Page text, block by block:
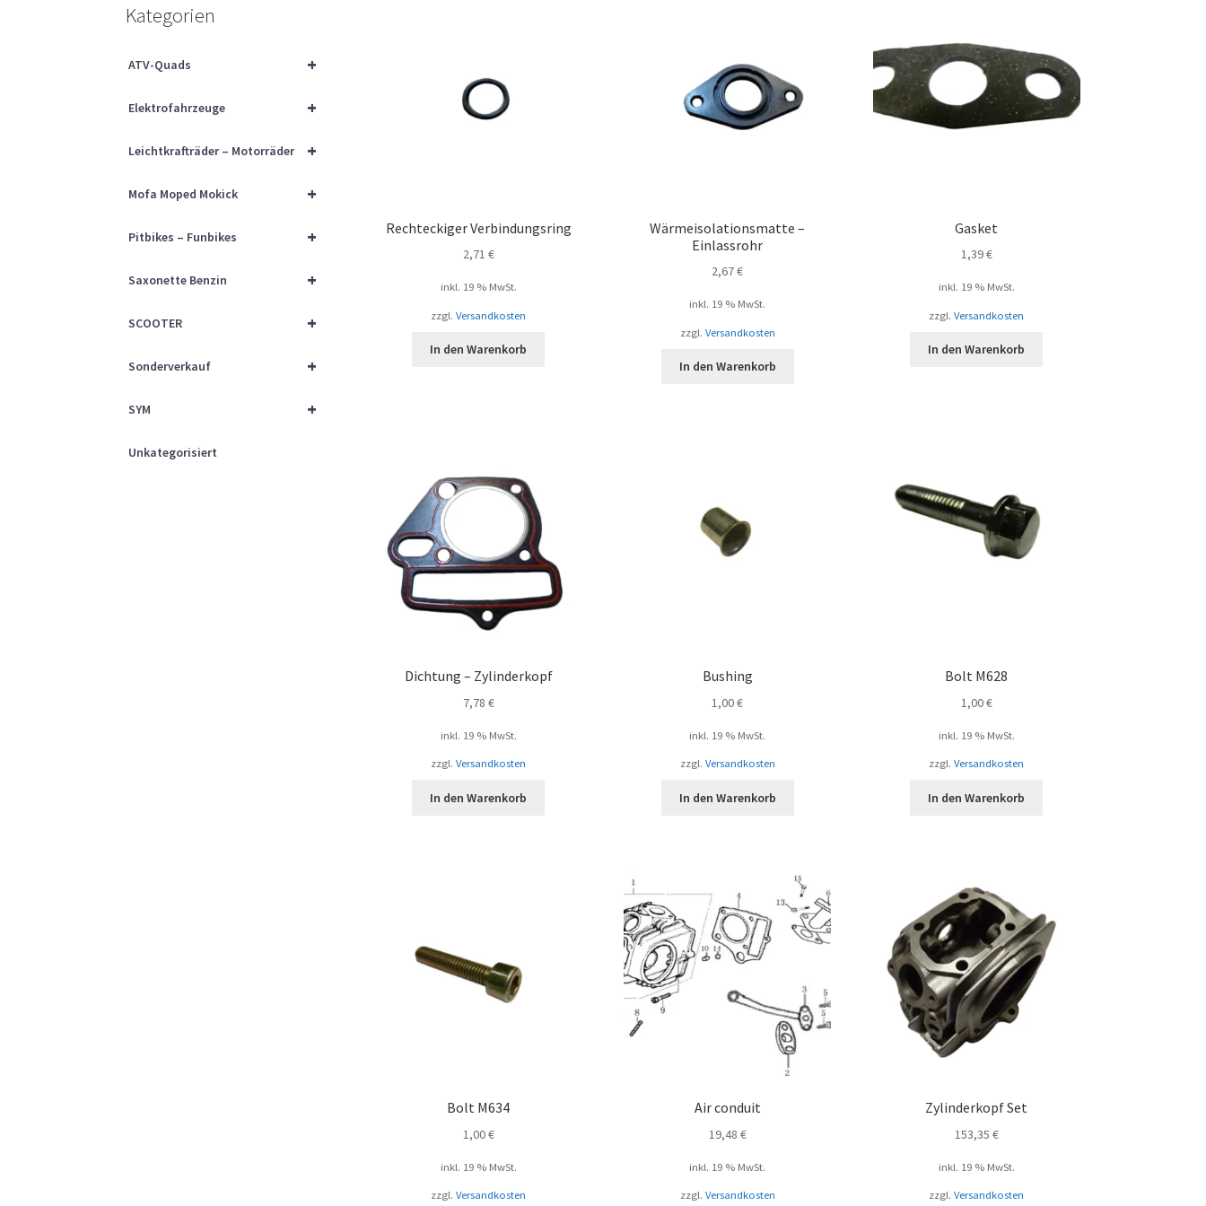
Rechteckiger Verbindungsring
2,71 €
inkl. 19 % MwSt.
zzgl.Versandkosten
In den Warenkorb
Wärmeisolationsmatte –
Einlassrohr
2,67€
inkl. 19 % MwSt.
zzgl. Versandkosten
In den Warenkorb
Gasket
1,39€
inkl. 19 % MwSt.
zzgl.Versandkosten
In den Warenkorb
Dichtung – Zylinderkopf
7,78 €
inkl. 19 % MwSt.
zzgl.Versandkosten
In den Warenkorb
Bushing
1,00€
inkl. 19 % MwSt.
zzgl. Versandkosten
In den Warenkorb
Bolt M628
1,00€
inkl. 19 % MwSt.
zzgl.Versandkosten
In den Warenkorb
Bolt M634
1,00€
inkl. 19 % MwSt.
zzgl.Versandkosten
Air conduit
19,48 €
inkl. 19 % MwSt.
zzgl. Versandkosten
Zylinderkopf Set
153,35 €
inkl. 19 % MwSt.
zzgl.Versandkosten
Kategorien
+
ATV-Quads
+
Elektrofahrzeuge
+
Leichtkrafträder – Motorräder
+
Mofa Moped Mokick
+
Pitbikes – Funbikes
+
Saxonette Benzin
+
SCOOTER
+
Sonderverkauf
+
SYM
Unkategorisiert